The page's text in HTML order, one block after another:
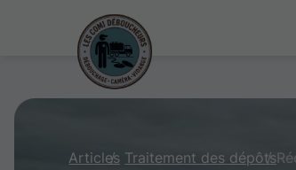
Articles Traitement des dépôts